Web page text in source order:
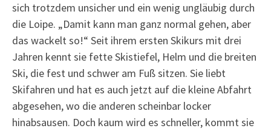
sich trotzdem unsicher und ein wenig ungläubig durch
die Loipe. „Damit kann man ganz normal gehen, aber
das wackelt so!“ Seit ihrem ersten Skikurs mit drei
Jahren kennt sie fette Skistiefel, Helm und die breiten
Ski, die fest und schwer am Fuß sitzen. Sie liebt
Skifahren und hat es auch jetzt auf die kleine Abfahrt
abgesehen, wo die anderen scheinbar locker
hinabsausen. Doch kaum wird es schneller, kommt sie